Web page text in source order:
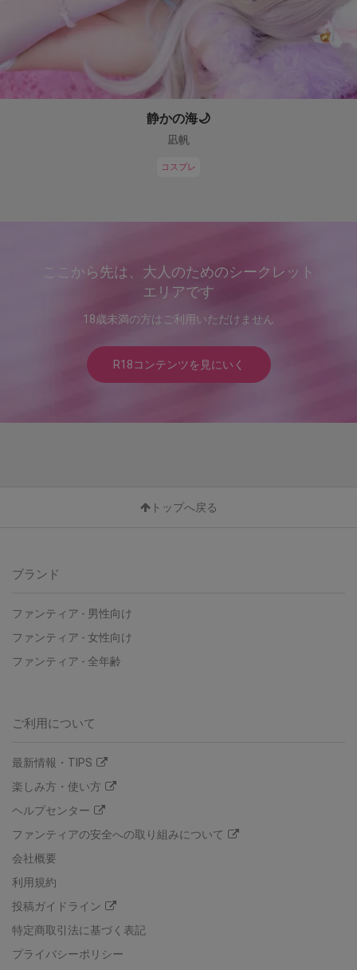
静かの海🌙
凪帆
コスプレ
ここから先は、大人のためのシークレット
エリアです
18歳未満の方はご利用いただけません
R18コンテンツを見にいく
トップへ戻る
ブランド
ファンティア - 男性向け
ファンティア - 女性向け
ファンティア - 全年齢
ご利用について
最新情報・TIPS
楽しみ方・使い方
ヘルプセンター
ファンティアの安全への取り組みについて
会社概要
利用規約
投稿ガイドライン
特定商取引法に基づく表記
プライバシーポリシー